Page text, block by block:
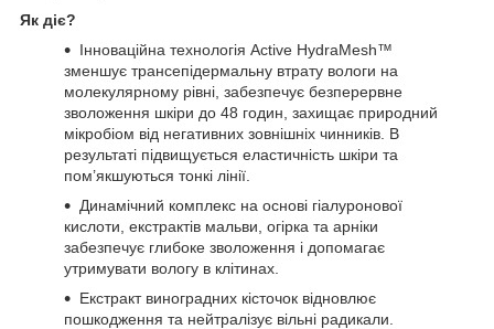
Як діє?
Інноваційна технологія Active HydraMesh™
зменшує трансепідермальну втрату вологи на
молекулярному рівні, забезпечує безперервне
зволоження шкіри до 48 годин, захищає природний
мікробіом від негативних зовнішніх чинників. В
результаті підвищується еластичність шкіри та
пом’якшуються тонкі лінії.
Динамічний комплекс на основі гіалуронової
кислоти, екстрактів мальви, огірка та арніки
забезпечує глибоке зволоження і допомагає
утримувати вологу в клітинах.
Екстракт виноградних кісточок відновлює
пошкодження та нейтралізує вільні радикали.